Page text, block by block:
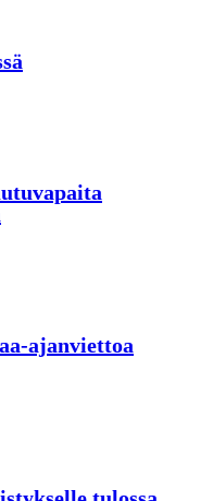
ajanviettoa